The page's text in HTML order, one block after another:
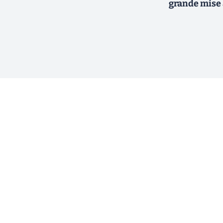
grande mise